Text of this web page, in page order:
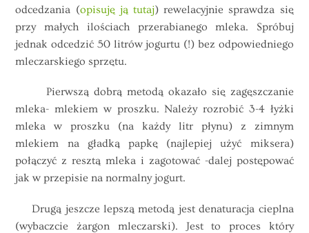
odcedzania (opisuję ją tutaj) rewelacyjnie sprawdza się
przy małych ilościach przerabianego mleka. Spróbuj
jednak odcedzić 50 litrów jogurtu (!) bez odpowiedniego
mleczarskiego sprzętu.
Pierwszą dobrą metodą okazało się zagęszczanie
mleka- mlekiem w proszku. Należy rozrobić 3-4 łyżki
mleka w proszku (na każdy litr płynu) z zimnym
mlekiem na gładką papkę (najlepiej użyć miksera)
połączyć z resztą mleka i zagotować -dalej postępować
jak w przepisie na normalny jogurt.
Drugą jeszcze lepszą metodą jest denaturacja cieplna
(wybaczcie żargon mleczarski). Jest to proces który